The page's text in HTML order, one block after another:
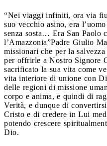
“Nei viaggi infiniti, ora via
suo vecchio asino, era
senza sosta… Era San Paolo
l’Amazzonia”Padre Giulio
missionari che per la
per offrirle a Nostro Signore
sacrificato la sua vita come
vita interiore di unione con
delle regioni di missione
corpo e anima, e quindi di
Verità, e dunque di
Cristo e di credere in Lui
potendo crescere
Dio.